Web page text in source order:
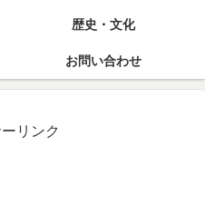
歴史・文化
お問い合わせ
リンク